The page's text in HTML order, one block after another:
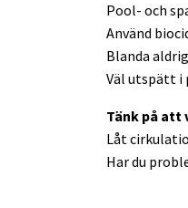
Pool- och
Använd
Blanda
Väl utspätt i
Tänk på att
Låt
Har du